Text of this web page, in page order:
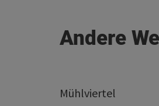
Andere
Mühlviertel